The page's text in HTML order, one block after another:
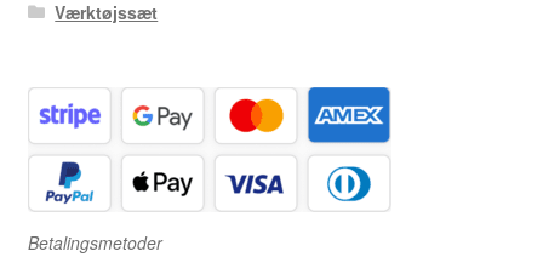
Værktøjssæt
Betalingsmetoder